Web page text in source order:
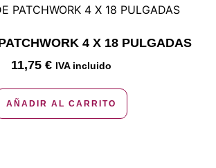
4 X 18 PULGADAS
11,75 € IVA incluido
AÑADIR AL CARRITO